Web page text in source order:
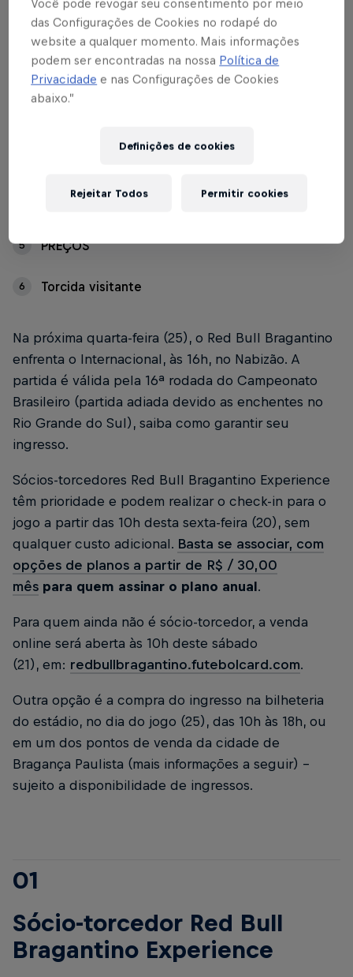
Sócio-torcedor Red Bull Bragantino Experience
Venda de ingressos para o público geral (nas
bilheterias e outros pontos …
Supermercado Mendonça - Av. Dep. Virgílio de
5 PREÇOS
6 Torcida visitante
Na próxima quarta-feira (25), o Red Bull Bragantino
enfrenta o Internacional, às 16h, no Nabizão. A
partida é válida pela 16ª rodada do Campeonato
Brasileiro (partida adiada devido as enchentes no
Rio Grande do Sul), saiba como garantir seu
ingresso.
Sócios-torcedores Red Bull Bragantino Experience
têm prioridade e podem realizar o check-in para o
jogo a partir das 10h desta sexta-feira (20), sem
qualquer custo adicional. Basta se associar, com
opções de planos a partir de R$ / 30,00
mês para quem assinar o plano anual.
Para quem ainda não é sócio-torcedor, a venda
online será aberta às 10h deste sábado
(21), em: redbullbragantino.futebolcard.com.
Outra opção é a compra do ingresso na bilheteria
do estádio, no dia do jogo (25), das 10h às 18h, ou
em um dos pontos de venda da cidade de
Bragança Paulista (mais informações a seguir) –
sujeito a disponibilidade de ingressos.
01
Sócio-torcedor Red Bull
Bragantino Experience
Você pode revogar seu consentimento por meio
das Configurações de Cookies no rodapé do
website a qualquer momento. Mais informações
podem ser encontradas na nossa Política de
Privacidade e nas Configurações de Cookies
abaixo.”
Definições de cookies
Rejeitar Todos Permitir cookies